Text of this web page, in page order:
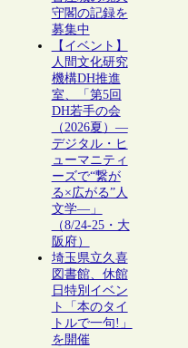
守閣の記録を
募集中
【イベント】
人間文化研究
機構DH推進
室、「第5回
DH若手の会
（2026夏）―
デジタル・ヒ
ューマニティ
ーズで“繋が
る×広がる”人
文学―」
（8/24-25・大
阪府）
埼玉県立久喜
図書館、休館
日特別イベン
ト「本のタイ
トルで一句!」
を開催